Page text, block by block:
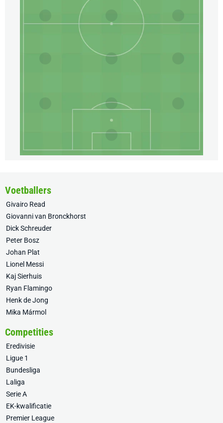
Voetballers
Givairo Read
Giovanni van Bronckhorst
Dick Schreuder
Peter Bosz
Johan Plat
Lionel Messi
Kaj Sierhuis
Ryan Flamingo
Henk de Jong
Mika Mármol
Competities
Eredivisie
Ligue 1
Bundesliga
Laliga
Serie A
EK-kwalificatie
Premier League